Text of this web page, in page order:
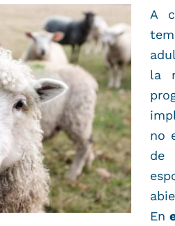
A
la
no
de
En